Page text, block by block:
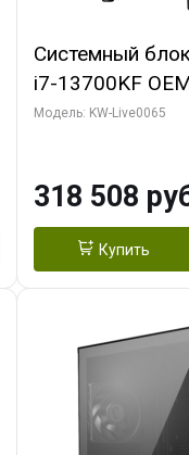
Системный
i7-13700KF
7, C16 8EC/
2/ 1 ТБ SSD)
Модель: KW-Live0065
318 508
Купить